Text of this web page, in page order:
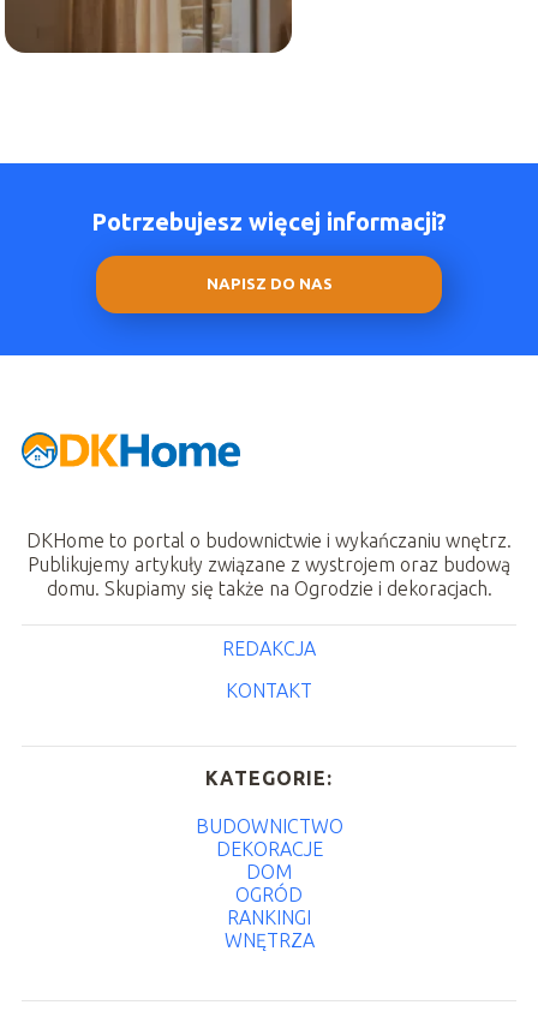
Potrzebujesz więcej informacji?
NAPISZ DO NAS
DKHome to portal o budownictwie i wykańczaniu wnętrz.
Publikujemy artykuły związane z wystrojem oraz budową
domu. Skupiamy się także na Ogrodzie i dekoracjach.
REDAKCJA
KONTAKT
KATEGORIE:
BUDOWNICTWO
DEKORACJE
DOM
OGRÓD
RANKINGI
WNĘTRZA